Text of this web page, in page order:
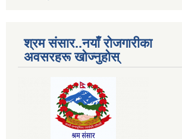
श्रम संसार..नयाँ रोजगारीका
अवसरहरू खोज्नुहोस्